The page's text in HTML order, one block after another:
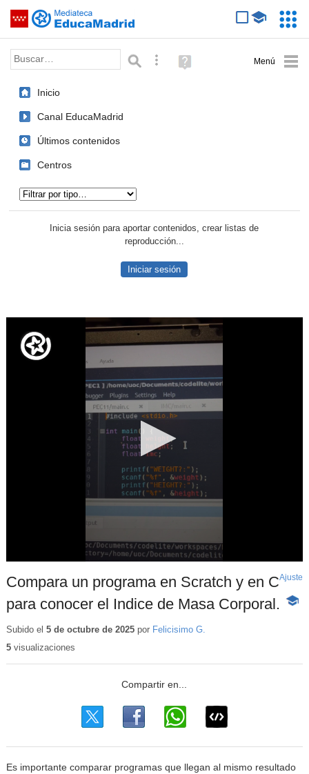
Saltar navegación
Palabra o frase: Búsqueda avanzada
Ayuda
(en
Inicio
Canal EducaMadrid
Últimos contenidos
Centros
Inicia sesión para aportar contenidos, crear listas de
reproducción...
Iniciar sesión
Compara un programa en Scratch y en C
para conocer el Indice de Masa Corporal.
-
Ajuste
Subido el 5 de octubre de 2025por Felicisimo G.
5visualizaciones
Es importante comparar programas que llegan al mismo resultado